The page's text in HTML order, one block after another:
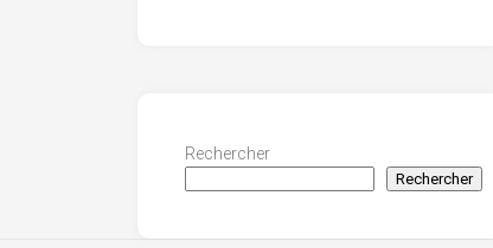
Rechercher
Rechercher